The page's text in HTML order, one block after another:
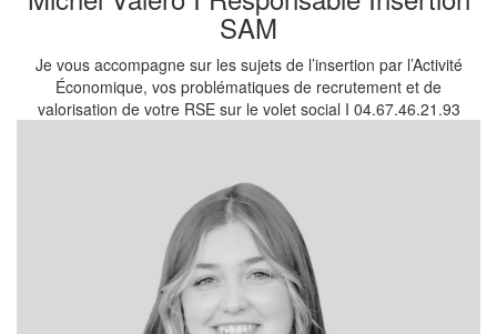
SAM
Je vous accompagne sur les sujets de l’insertion par l’Activité
Économique, vos problématiques de recrutement et de
valorisation de votre RSE sur le volet social I 04.67.46.21.93